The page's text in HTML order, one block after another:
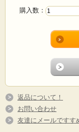
購入数：
返品について！
お問い合わせ
友達にメールですす